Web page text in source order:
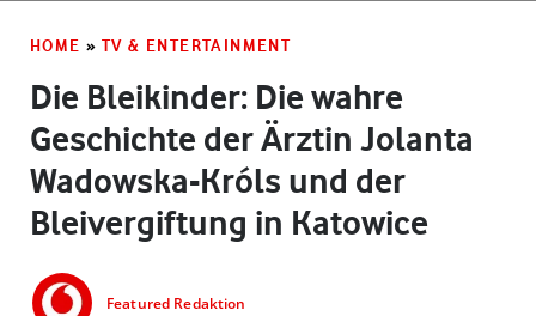
HOME » TV & ENTERTAINMENT
Die Bleikinder: Die wahre
Geschichte der Ärztin Jolanta
Wadowska-Króls und der
Bleivergiftung in Katowice
Featured Redaktion